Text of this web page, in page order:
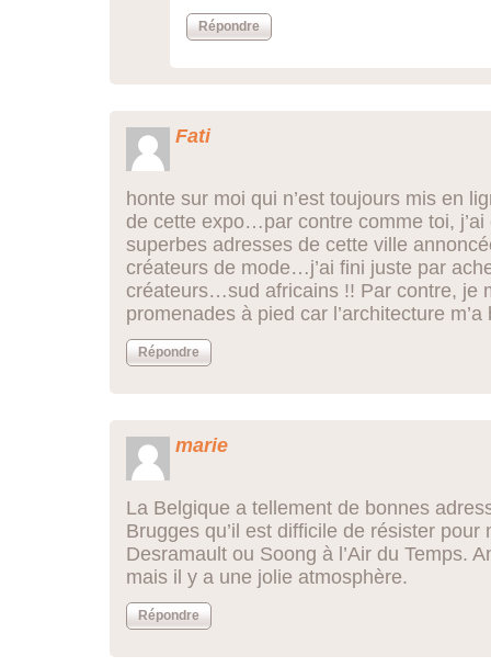
Répondre
Fati
honte sur moi qui n’est toujours mis en
de cette expo…par contre comme toi,
superbes adresses de cette ville
créateurs de mode…j’ai fini juste par
créateurs…sud africains !! Par contre, je
promenades à pied car l’architecture m’a
Répondre
marie
La Belgique a tellement de bonnes
Brugges qu’il est difficile de résister
Desramault ou Soong à l’Air du Temps.
mais il y a une jolie atmosphère.
Répondre